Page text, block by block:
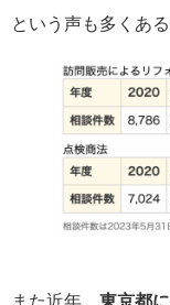
という声も多くあ